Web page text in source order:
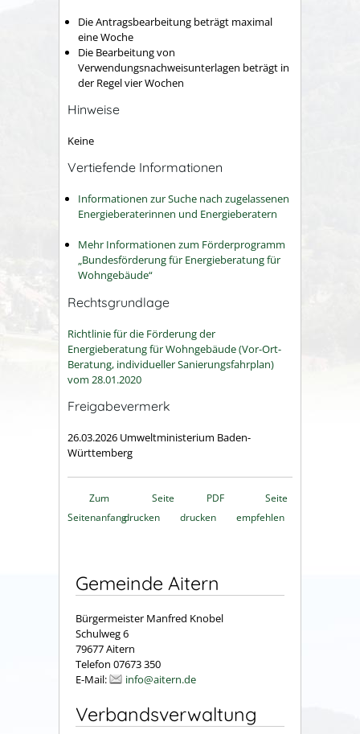
Die Antragsbearbeitung beträgt maximal
eine Woche
Die Bearbeitung von
Verwendungsnachweisunterlagen beträgt in
der Regel vier Wochen
Hinweise
Keine
Vertiefende Informationen
Informationen zur Suche nach zugelassenen
Energieberaterinnen und Energieberatern
Mehr Informationen zum Förderprogramm
„Bundesförderung für Energieberatung für
Wohngebäude“
Rechtsgrundlage
Richtlinie für die Förderung der
Energieberatung für Wohngebäude (Vor-Ort-
Beratung, individueller Sanierungsfahrplan)
vom 28.01.2020
Freigabevermerk
26.03.2026 Umweltministerium Baden-
Württemberg
Zum
Seitenanfang
Seite
drucken
PDF
drucken
Seite
empfehlen
Gemeinde Aitern
Bürgermeister Manfred Knobel
Schulweg 6
79677 Aitern
Telefon 07673 350
E-Mail:
info@aitern.de
Verbandsverwaltung